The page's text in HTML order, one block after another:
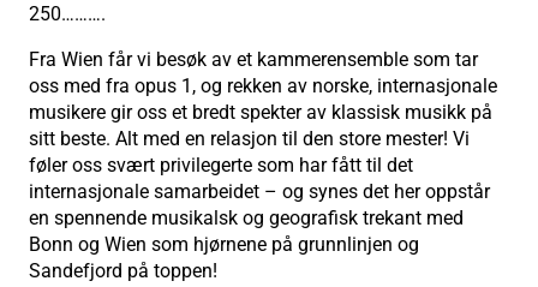
250……….
Fra Wien får vi besøk av et kammerensemble som tar
oss med fra opus 1, og rekken av norske, internasjonale
musikere gir oss et bredt spekter av klassisk musikk på
sitt beste. Alt med en relasjon til den store mester! Vi
føler oss svært privilegerte som har fått til det
internasjonale samarbeidet – og synes det her oppstår
en spennende musikalsk og geografisk trekant med
Bonn og Wien som hjørnene på grunnlinjen og
Sandefjord på toppen!